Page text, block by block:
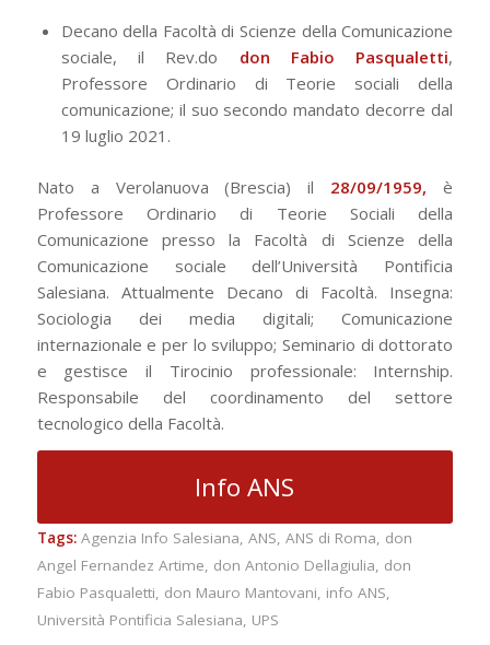
Decano della Facoltà di Scienze della Comunicazione
sociale, il Rev.do don Fabio Pasqualetti,
Professore Ordinario di Teorie sociali della
comunicazione; il suo secondo mandato decorre dal
19 luglio 2021.
Nato a Verolanuova (Brescia) il 28/09/1959, è
Professore Ordinario di Teorie Sociali della
Comunicazione presso la Facoltà di Scienze della
Comunicazione sociale dell’Università Pontificia
Salesiana. Attualmente Decano di Facoltà. Insegna:
Sociologia dei media digitali; Comunicazione
internazionale e per lo sviluppo; Seminario di dottorato
e gestisce il Tirocinio professionale: Internship.
Responsabile del coordinamento del settore
tecnologico della Facoltà.
Info ANS
Tags: Agenzia Info Salesiana, ANS, ANS di Roma, don
Angel Fernandez Artime, don Antonio Dellagiulia, don
Fabio Pasqualetti, don Mauro Mantovani, info ANS,
Università Pontificia Salesiana, UPS